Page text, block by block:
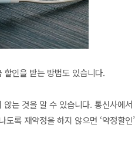
인을 받는 방법도 있습니다.
는 것을 알 수 있습니다. 통신사에서
록 재약정을 하지 않으면 ‘약정할인’